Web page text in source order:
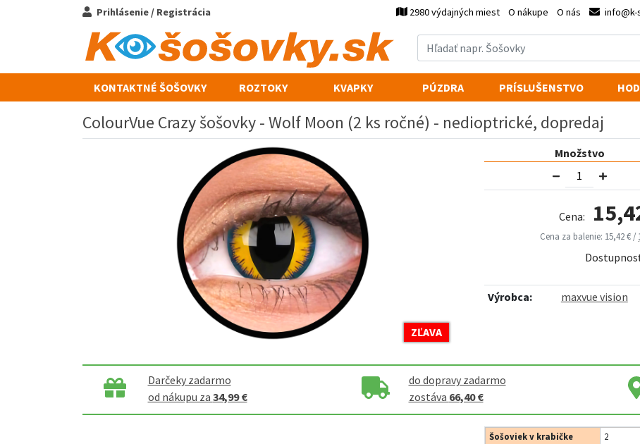
Prihlásenie / Registrácia 2980 výdajných miest O nákupe O nás
KONTAKTNÉ ŠOŠOVKY ROZTOKY KVAPKY PÚZDRA PRÍSLUŠENSTVO
ColourVue Crazy šošovky - Wolf Moon (2 ks ročné) - nedioptrické, dopredaj
ZĽAVA
Množstvo
Cena:
Cena za balenie: 15,42 € /
Výrobca: maxvue vision
Darčeky zadarmo
od nákupu za 34,99 €
do dopravy zadarmo
zostáva 66,40 €
Šošoviek v krabičke 2